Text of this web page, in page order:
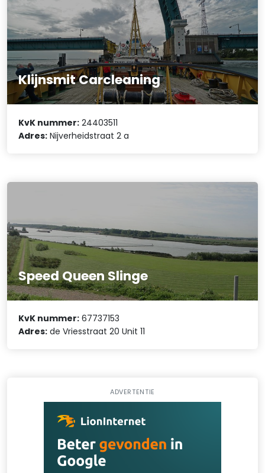
Klijnsmit Carcleaning
KvK nummer: 24403511
Adres: Nijverheidstraat 2 a
Speed Queen Slinge
KvK nummer: 67737153
Adres: de Vriesstraat 20 Unit 11
ADVERTENTIE